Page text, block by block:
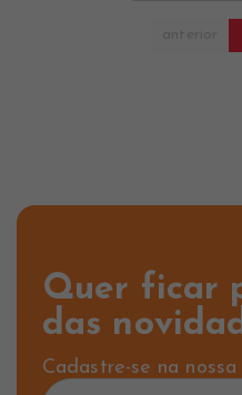
Quer ficar
das
Cadastre-se na